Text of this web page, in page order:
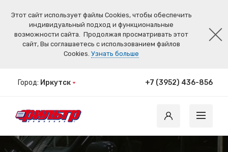
Этот сайт использует файлы Cookies, чтобы обеспечить
индивидуальный подход и функциональные
возможности сайта. Продолжая просматривать этот
сайт, Вы соглашаетесь с использованием файлов
Cookies. Узнать больше
Город: Иркутск +7 (3952) 436-856